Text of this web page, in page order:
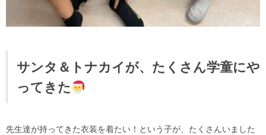
サンタ＆トナカイが、たくさん学童にや
ってきた
先生達が持ってきた衣装を着たい！という子が、たくさんいました